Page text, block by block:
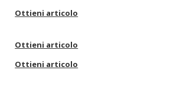
Ottieni articolo
Ottieni articolo
Ottieni articolo